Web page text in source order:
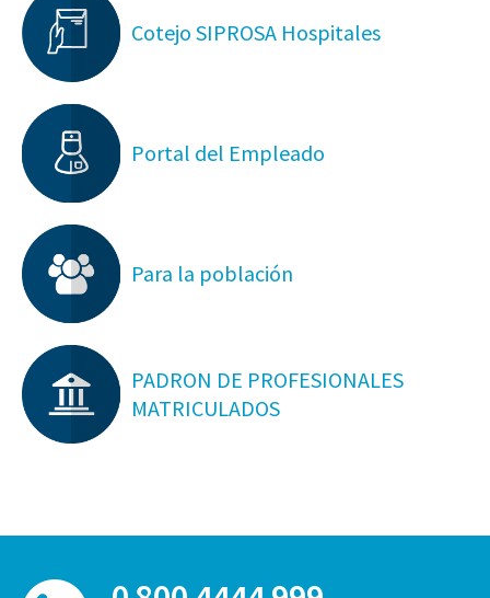
Cotejo SIPROSA Hospitales
Portal del Empleado
Para la población
PADRON DE PROFESIONALES
MATRICULADOS